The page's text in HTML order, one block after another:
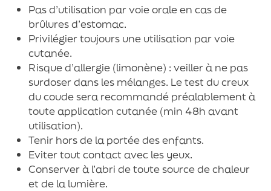
Pas d’utilisation par voie orale en cas de
brûlures d’estomac.
Privilégier toujours une utilisation par voie
cutanée.
Risque d’allergie (limonène) : veiller à ne pas
surdoser dans les mélanges. Le test du creux
du coude sera recommandé préalablement à
toute application cutanée (min 48h avant
utilisation).
Tenir hors de la portée des enfants.
Eviter tout contact avec les yeux.
Conserver à l’abri de toute source de chaleur
et de la lumière.